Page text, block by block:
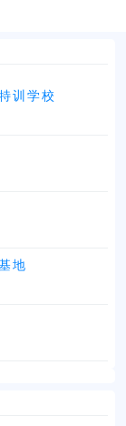
训学校
地